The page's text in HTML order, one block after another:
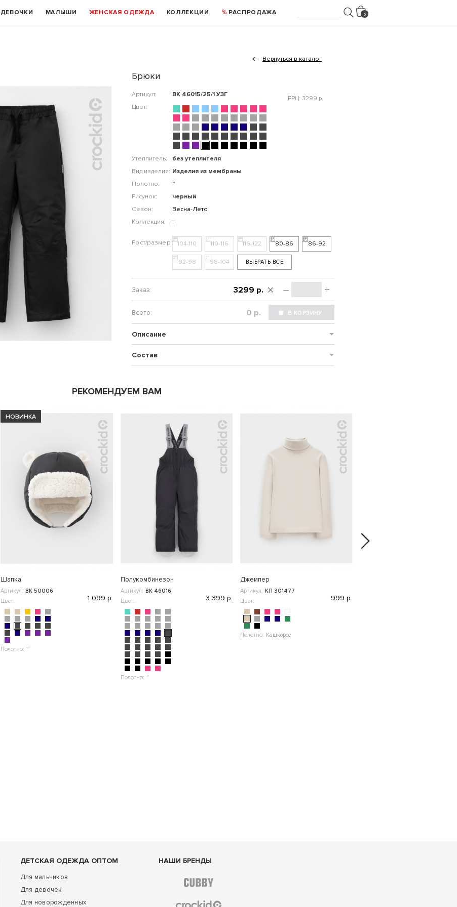
ДЕВОЧКИ МАЛЫШИ ЖЕНСКАЯ ОДЕЖДА КОЛЛЕКЦИИ РАСПРОДАЖА
Вернуться в каталог
Брюки
Артикул:
ВК 46015/25/1 УЗГ
Цвет:
Утеплитель:
без утеплителя
Вид изделия: Изделия из мембраны
Полотно:
"
Рисунок:
черный
Сезон:
Весна-Лето
Коллекция:
"
РРЦ: 3299 р.
104-110 110-116 116-122 80-86 86-92
92-98 98-104 ВЫБРАТЬ ВСЕ
– +
3299 р.
р.
Описание
Состав
РЕКОМЕНДУЕМ ВАМ
НОВИНКА
Шапка
Артикул: ВК 50006
Цвет:
Полотно: "
1 099 р.
Полукомбинезон
Артикул: ВК 46016
Цвет:
Полотно: "
3 399 р.
Джемпер
Артикул: КП 301477
Цвет:
Полотно: Кашкорсе
999 р.
ДЕТСКАЯ ОДЕЖДА ОПТОМ
Для мальчиков
Для девочек
Для новорожденных
НАШИ БРЕНДЫ